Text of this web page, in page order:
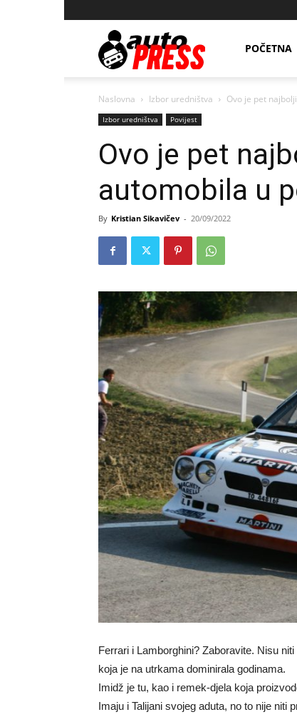
AutopressHRPOČETNA
Naslovna Izbor uredništva Ovo je pet
Izbor uredništva Povijest
Ovo je pet
automobila u
By Kristian Sikavičev - 20/09/2022
Ferrari i Lamborghini? Zaboravite. Nisu
koja je na utrkama dominirala godinama.
Imidž je tu, kao i remek-djela koja
Imaju i Talijani svojeg aduta, no to nije niti